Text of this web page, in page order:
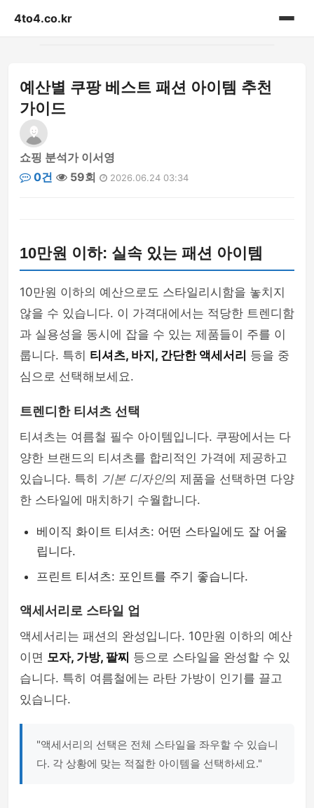
4to4.co.kr
게시판
예산별 쿠팡 베스트 패션 아이템 추천
가이드
쇼핑 분석가 이서영
0건
59회 2026.06.24 03:34
10만원 이하: 실속 있는 패션 아이템
10만원 이하의 예산으로도 스타일리시함을 놓치지
않을 수 있습니다. 이 가격대에서는 적당한 트렌디함
과 실용성을 동시에 잡을 수 있는 제품들이 주를 이
룹니다. 특히 티셔츠, 바지, 간단한 액세서리 등을 중
심으로 선택해보세요.
트렌디한 티셔츠 선택
티셔츠는 여름철 필수 아이템입니다. 쿠팡에서는 다
양한 브랜드의 티셔츠를 합리적인 가격에 제공하고
있습니다. 특히 기본 디자인의 제품을 선택하면 다양
한 스타일에 매치하기 수월합니다.
베이직 화이트 티셔츠: 어떤 스타일에도 잘 어울
립니다.
프린트 티셔츠: 포인트를 주기 좋습니다.
액세서리로 스타일 업
액세서리는 패션의 완성입니다. 10만원 이하의 예산
이면 모자, 가방, 팔찌 등으로 스타일을 완성할 수 있
습니다. 특히 여름철에는 라탄 가방이 인기를 끌고
있습니다.
"액세서리의 선택은 전체 스타일을 좌우할 수 있습니
다. 각 상황에 맞는 적절한 아이템을 선택하세요."